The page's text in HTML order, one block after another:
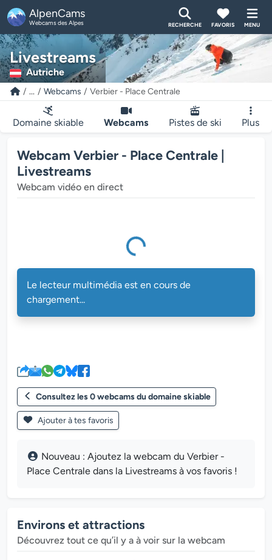
AlpenCams
Webcams des Alpes RECHERCHE FAVORIS MENU
Livestreams
Autriche
... Webcams Verbier - Place Centrale
Domaine skiable Webcams Pistes de ski Plus
Webcam Verbier - Place Centrale |
Livestreams
Webcam vidéo en direct
est en cours de chargement...
Le lecteur multimédia est en cours de
chargement...
Consultez les 0 webcams du domaine skiable
Ajouter à tes favoris
Nouveau : Ajoutez la webcam du Verbier -
Place Centrale dans la Livestreams à vos favoris !
Environs et attractions
Découvrez tout ce qu’il y a à voir sur la webcam